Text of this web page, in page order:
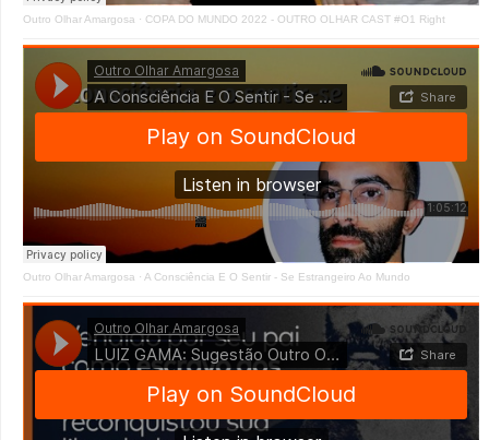
Outro Olhar Amargosa · COPA DO MUNDO 2022 - OUTRO OLHAR CAST #O1 Right
Outro Olhar Amargosa · A Consciência E O Sentir - Se Estrangeiro Ao Mundo